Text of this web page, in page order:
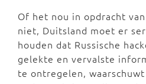
Of het nou in opdracht
niet, Duitsland moet er
houden dat Russische
gelekte en vervalste
te ontregelen, waarschuwt